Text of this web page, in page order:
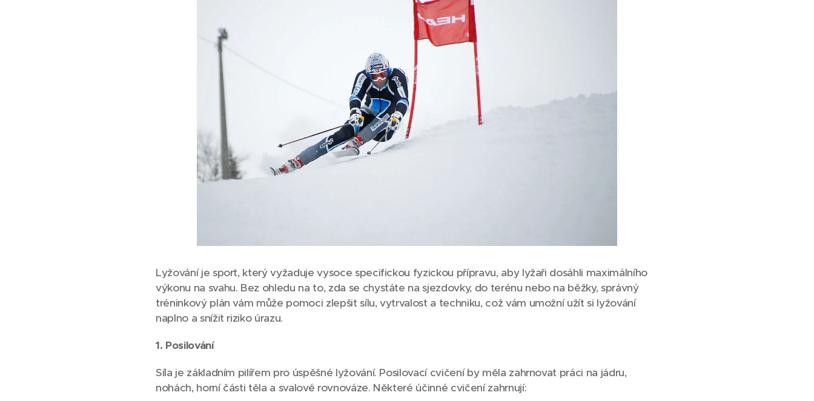
Lyžování je sport, který vyžaduje vysoce specifickou fyzickou přípravu, aby lyžaři dosáhli maximálního
výkonu na svahu. Bez ohledu na to, zda se chystáte na sjezdovky, do terénu nebo na běžky, správný
tréninkový plán vám může pomoci zlepšit sílu, vytrvalost a techniku, což vám umožní užít si lyžování
naplno a snížit riziko úrazu.
1. Posilování
Síla je základním pilířem pro úspěšné lyžování. Posilovací cvičení by měla zahrnovat práci na jádru,
nohách, horní části těla a svalové rovnováze. Některé účinné cvičení zahrnují: